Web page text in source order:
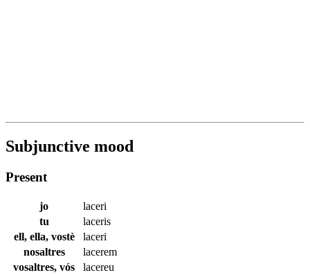
Subjunctive mood
Present
jo
laceri
tu
laceris
ell, ella, vostè
laceri
nosaltres
lacerem
vosaltres, vós
lacereu